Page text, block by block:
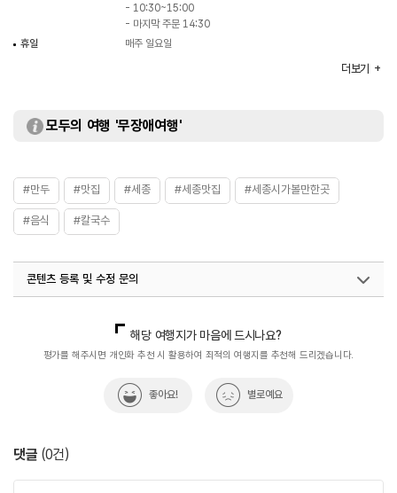
- 10:30~15:00
- 마지막 주문 14:30
휴일
매주 일요일
화장실
있음
더보기
모두의 여행 '무장애여행'
#만두 #맛집 #세종 #세종맛집 #세종시가볼만한곳
#음식 #칼국수
콘텐츠 등록 및 수정 문의
해당 여행지가 마음에 드시나요?
평가를 해주시면 개인화 추천 시 활용하여 최적의 여행지를 추천해 드리겠습니다.
좋아요! 별로예요
댓글 (0건)